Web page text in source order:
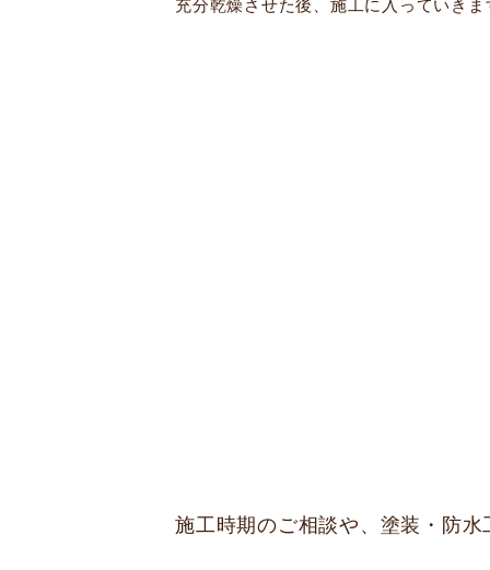
充分乾燥させた後、施工に入っていきま
施工時期のご相談や、塗装・防水